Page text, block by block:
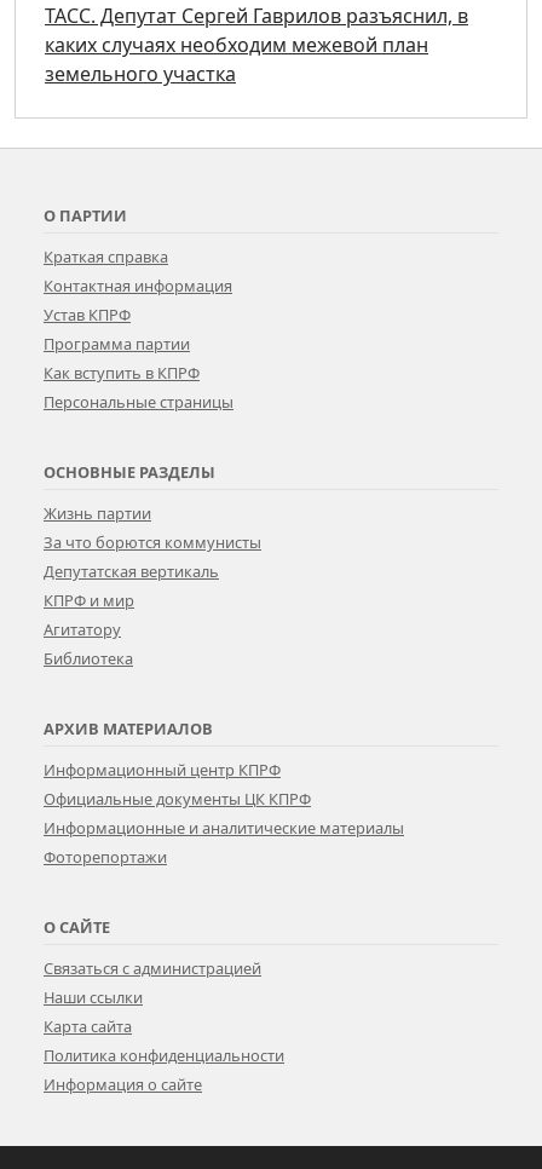
ТАСС. Депутат Сергей Гаврилов разъяснил, в
каких случаях необходим межевой план
земельного участка
О ПАРТИИ
Краткая справка
Контактная информация
Устав КПРФ
Программа партии
Как вступить в КПРФ
Персональные страницы
ОСНОВНЫЕ РАЗДЕЛЫ
Жизнь партии
За что борются коммунисты
Депутатская вертикаль
КПРФ и мир
Агитатору
Библиотека
АРХИВ МАТЕРИАЛОВ
Информационный центр КПРФ
Официальные документы ЦК КПРФ
Информационные и аналитические материалы
Фоторепортажи
О САЙТЕ
Связаться с администрацией
Наши ссылки
Карта сайта
Политика конфиденциальности
Информация о сайте